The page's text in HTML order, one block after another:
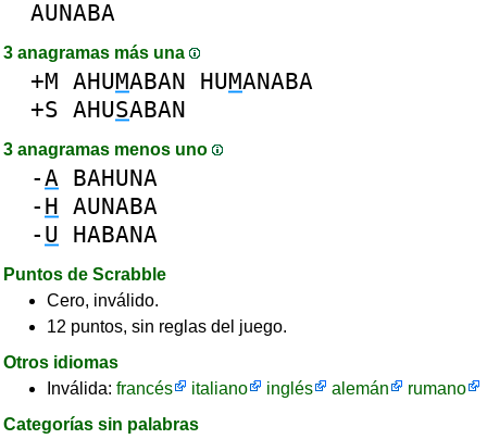
AUNABA
3 anagramas más una
+M AHUMABAN HUMANABA
+S AHUSABAN
3 anagramas menos uno
-A BAHUNA
- H AUNABA
- U HABANA
Puntos de Scrabble
Cero, inválido.
12 puntos, sin reglas del juego.
Otros idiomas
Inválida: francés italiano inglés alemán
rumano
Categorías sin palabras